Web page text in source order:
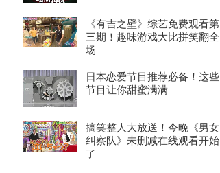
《有吉之壁》综艺免费观看第
三期！趣味游戏大比拼笑翻全
场
日本恋爱节目推荐必备！这些
节目让你甜蜜满满
搞笑整人大放送！今晚《男女
纠察队》未删减在线观看开始
了